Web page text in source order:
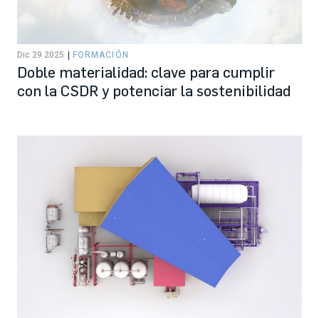
Dic 29 2025 FORMACIÓN
Doble materialidad: clave para cumplir
con la CSDR y potenciar la sostenibilidad